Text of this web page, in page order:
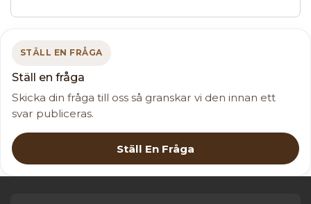
STÄLL EN FRÅGA
Ställ en fråga
Skicka din fråga till oss så granskar vi den innan ett
svar publiceras.
Ställ En Fråga